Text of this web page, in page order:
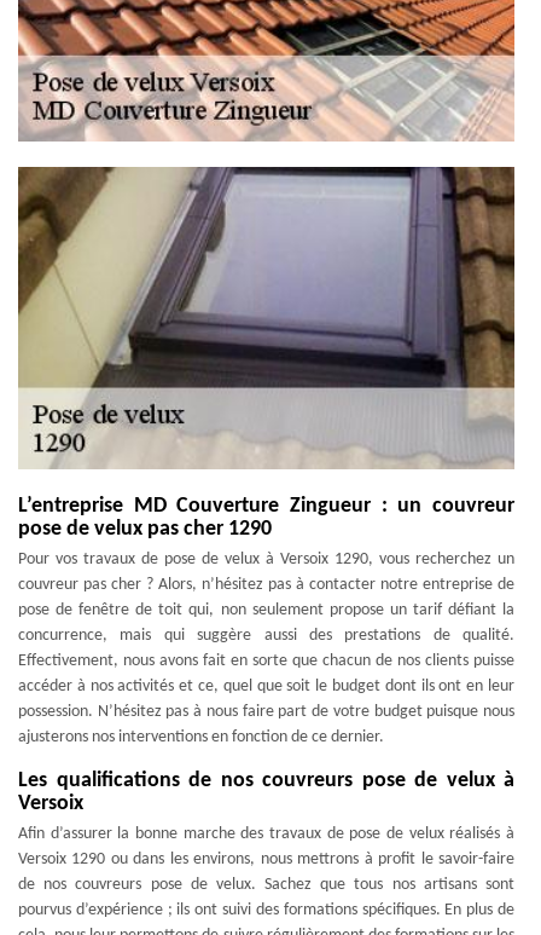
L’entreprise MD Couverture Zingueur : un couvreur
pose de velux pas cher 1290
Pour vos travaux de pose de velux à Versoix 1290, vous recherchez un
couvreur pas cher ? Alors, n’hésitez pas à contacter notre entreprise de
pose de fenêtre de toit qui, non seulement propose un tarif défiant la
concurrence, mais qui suggère aussi des prestations de qualité.
Effectivement, nous avons fait en sorte que chacun de nos clients puisse
accéder à nos activités et ce, quel que soit le budget dont ils ont en leur
possession. N’hésitez pas à nous faire part de votre budget puisque nous
ajusterons nos interventions en fonction de ce dernier.
Les qualifications de nos couvreurs pose de velux à
Versoix
Afin d’assurer la bonne marche des travaux de pose de velux réalisés à
Versoix 1290 ou dans les environs, nous mettrons à profit le savoir-faire
de nos couvreurs pose de velux. Sachez que tous nos artisans sont
pourvus d’expérience ; ils ont suivi des formations spécifiques. En plus de